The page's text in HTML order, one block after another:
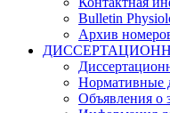
Bulletin
Архив
Нормативные
Объявления о